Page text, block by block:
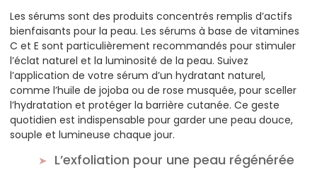
Les sérums sont des produits concentrés remplis d’actifs
bienfaisants pour la peau. Les sérums à base de vitamines
C et E sont particulièrement recommandés pour stimuler
l’éclat naturel et la luminosité de la peau. Suivez
l’application de votre sérum d’un hydratant naturel,
comme l’huile de jojoba ou de rose musquée, pour sceller
l’hydratation et protéger la barrière cutanée. Ce geste
quotidien est indispensable pour garder une peau douce,
souple et lumineuse chaque jour.
L’exfoliation pour une peau régénérée